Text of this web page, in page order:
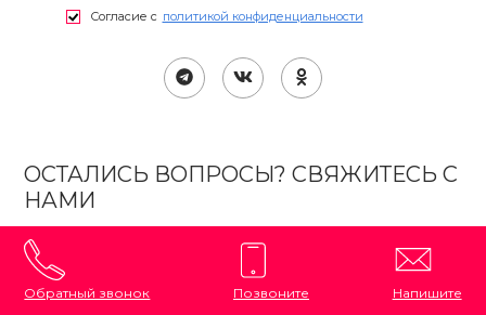
Согласие с политикой конфиденциальности
ОСТАЛИСЬ ВОПРОСЫ? СВЯЖИТЕСЬ С
НАМИ
Обратный звонок Позвоните Напишите